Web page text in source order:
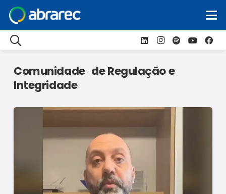
Comunidade de Regulação e
Integridade